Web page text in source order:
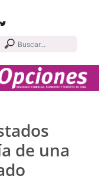
navigation
de una